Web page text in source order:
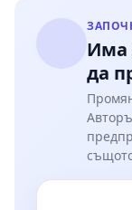
Има
да